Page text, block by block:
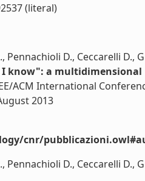
(literal)
Pennachioli D., Ceccarelli D.,
I know": a
ACM International
2013
cnr/
Pennachioli D., Ceccarelli D.,